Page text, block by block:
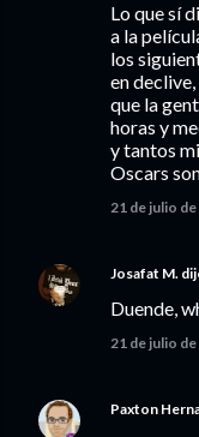
Lo que sí
a la
los
en
que la
horas y
y tantos
Oscars
21 de julio de
Josafat M.
Duende,
21 de julio de
Paxton